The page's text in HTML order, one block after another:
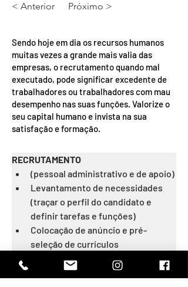
< Anterior Próximo >
Sendo hoje em dia os recursos humanos
muitas vezes a grande mais valia das
empresas, o recrutamento quando mal
executado, pode significar excedente de
trabalhadores ou trabalhadores com mau
desempenho nas suas funções. Valorize o
seu capital humano e invista na sua
satisfação e formação.
RECRUTAMENTO
​(pessoal administrativo e de apoio)
Levantamento de necessidades
(traçar o perfil do candidato e
definir tarefas e funções)
Colocação de anúncio e pré-
seleção de currículos
Entrevistas e triagem de
candidatos